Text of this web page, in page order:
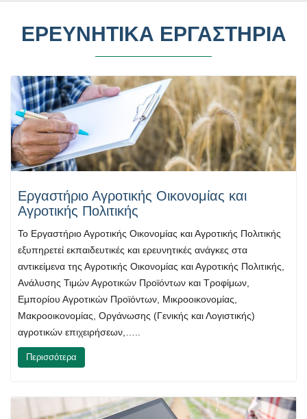
ΕΡΕΥΝΗΤΙΚΑ ΕΡΓΑΣΤΗΡΙΑ
Εργαστήριο Αγροτικής Οικονομίας και
Αγροτικής Πολιτικής
Το Εργαστήριο Αγροτικής Οικονομίας και Αγροτικής Πολιτικής
εξυπηρετεί εκπαιδευτικές και ερευνητικές ανάγκες στα
αντικείμενα της Αγροτικής Οικονομίας και Αγροτικής Πολιτικής,
Ανάλυσης Τιμών Αγροτικών Προϊόντων και Τροφίμων,
Εμπορίου Αγροτικών Προϊόντων, Μικροοικονομίας,
Μακροοικονομίας, Οργάνωσης (Γενικής και Λογιστικής)
αγροτικών επιχειρήσεων,…..
Περισσότερα